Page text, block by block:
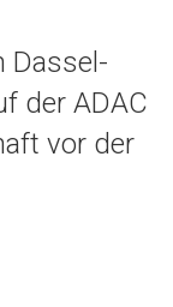
Dassel-
der ADAC
vor der